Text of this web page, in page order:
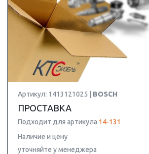
Артикул: 1413121025 | BOSCH
ПРОСТАВКА
Подходит для артикула 14-131
Наличие и цену
уточняйте у менеджера